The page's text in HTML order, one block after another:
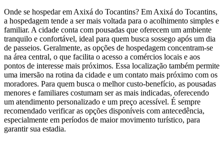
Onde se hospedar em Axixá do Tocantins? Em Axixá do Tocantins,
a hospedagem tende a ser mais voltada para o acolhimento simples e
familiar. A cidade conta com pousadas que oferecem um ambiente
tranquilo e confortável, ideal para quem busca sossego após um dia
de passeios. Geralmente, as opções de hospedagem concentram-se
na área central, o que facilita o acesso a comércios locais e aos
pontos de interesse mais próximos. Essa localização também permite
uma imersão na rotina da cidade e um contato mais próximo com os
moradores. Para quem busca o melhor custo-benefício, as pousadas
menores e familiares costumam ser as mais indicadas, oferecendo
um atendimento personalizado e um preço acessível. É sempre
recomendado verificar as opções disponíveis com antecedência,
especialmente em períodos de maior movimento turístico, para
garantir sua estadia.